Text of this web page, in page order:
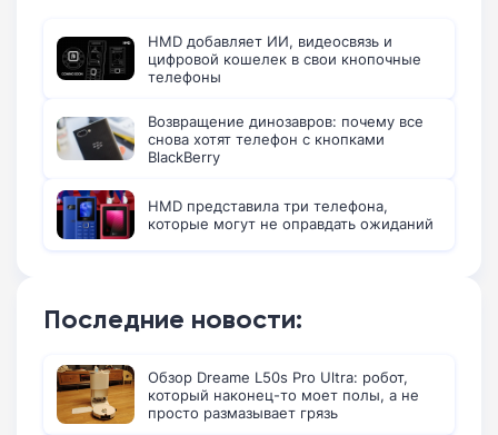
HMD добавляет ИИ, видеосвязь и
цифровой кошелек в свои кнопочные
телефоны
Возвращение динозавров: почему все
снова хотят телефон с кнопками
BlackBerry
HMD представила три телефона,
которые могут не оправдать ожиданий
Последние новости:
Обзор Dreame L50s Pro Ultra: робот,
который наконец-то моет полы, а не
просто размазывает грязь